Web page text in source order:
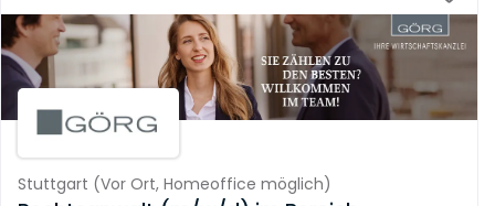
Stuttgart (Vor Ort, Homeoffice möglich)